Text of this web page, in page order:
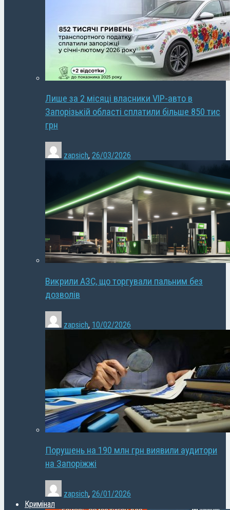
Лише за 2 місяці власники VIP-авто в
Запорізькій області сплатили більше 850 тис
грн
zapsich, 26/03/2026
Викрили АЗС, що торгували пальним без
дозволів
zapsich, 10/02/2026
Порушень на 190 млн грн виявили аудитори
на Запоріжжі
zapsich, 26/01/2026
Кримінал